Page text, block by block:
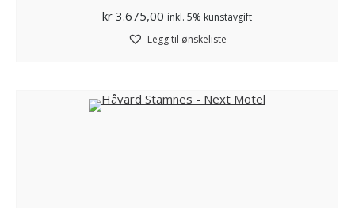
kr 3.675,00 inkl. 5% kunstavgift
Legg til ønskeliste